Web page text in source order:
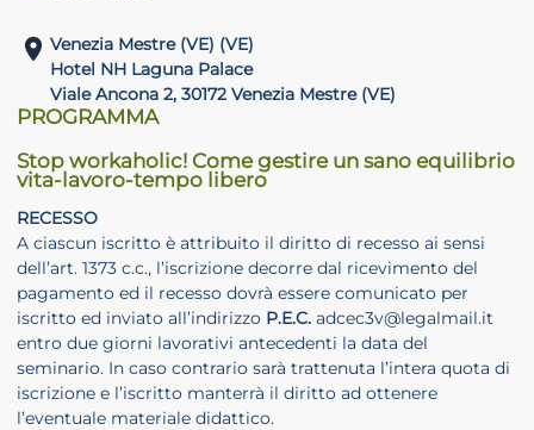
Venezia Mestre (VE) (VE)
Hotel NH Laguna Palace
Viale Ancona 2, 30172 Venezia Mestre (VE)
PROGRAMMA
Stop workaholic! Come gestire un sano equilibrio
vita-lavoro-tempo libero
RECESSO
A ciascun iscritto è attribuito il diritto di recesso ai sensi
dell’art. 1373 c.c., l’iscrizione decorre dal ricevimento del
pagamento ed il recesso dovrà essere comunicato per
iscritto ed inviato all’indirizzo P.E.C. adcec3v@legalmail.it
entro due giorni lavorativi antecedenti la data del
seminario. In caso contrario sarà trattenuta l’intera quota di
iscrizione e l’iscritto manterrà il diritto ad ottenere
l’eventuale materiale didattico.